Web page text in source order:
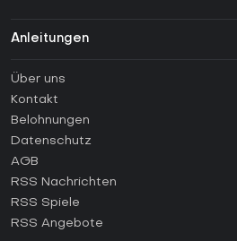
Anleitungen
Anleitungen
Wie aktiviert man einen Steam CD
Wie aktiviert man einen Epic Games
Wie aktiviert man einen GOG CD
Wie aktiviert man einen Ubisoft
Über uns
Kontakt
Belohnungen
Datenschutz
AGB
RSS Nachrichten
RSS Spiele
RSS Angebote